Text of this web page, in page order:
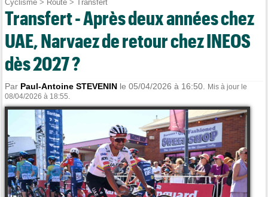
Cyclisme > Route >Transfert
Transfert - Après deux années chez
UAE, Narvaez de retour chez INEOS
dès 2027 ?
Par Paul-Antoine STEVENIN le 05/04/2026 à 16:50.
Mis à jour le
08/04/2026 à 18:55.